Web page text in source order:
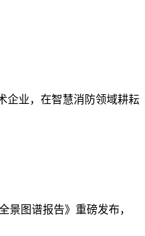
企业，在智慧消防领域耕耘
景图谱报告》重磅发布，